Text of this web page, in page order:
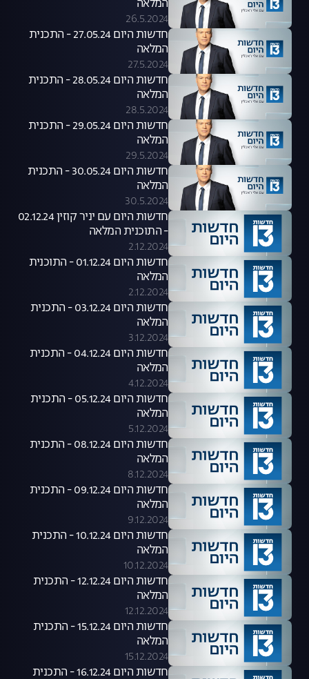
המלאה
26.5.2024
חדשות היום 27.05.24 - התכנית
המלאה
27.5.2024
חדשות היום 28.05.24 - התכנית
המלאה
28.5.2024
חדשות היום 29.05.24 - התכנית
המלאה
29.5.2024
חדשות היום 30.05.24 - התכנית
המלאה
30.5.2024
חדשות היום עם יניר קוזין 02.12.24
- התוכנית המלאה
2.12.2024
חדשות היום 01.12.24 - התוכנית
המלאה
2.12.2024
חדשות היום 03.12.24 - התכנית
המלאה
3.12.2024
חדשות היום 04.12.24 - התכנית
המלאה
4.12.2024
חדשות היום 05.12.24 - התכנית
המלאה
5.12.2024
חדשות היום 08.12.24 - התכנית
המלאה
8.12.2024
חדשות היום 09.12.24 - התכנית
המלאה
9.12.2024
חדשות היום 10.12.24 - התכנית
המלאה
10.12.2024
חדשות היום 12.12.24 - התכנית
המלאה
12.12.2024
חדשות היום 15.12.24 - התכנית
המלאה
15.12.2024
חדשות היום 16.12.24 - התכנית